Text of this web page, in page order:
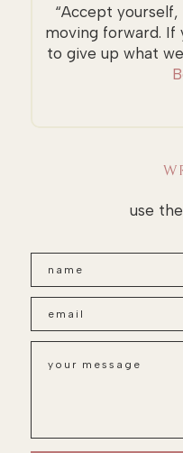
“Accept
moving forward. If
to give up what
use